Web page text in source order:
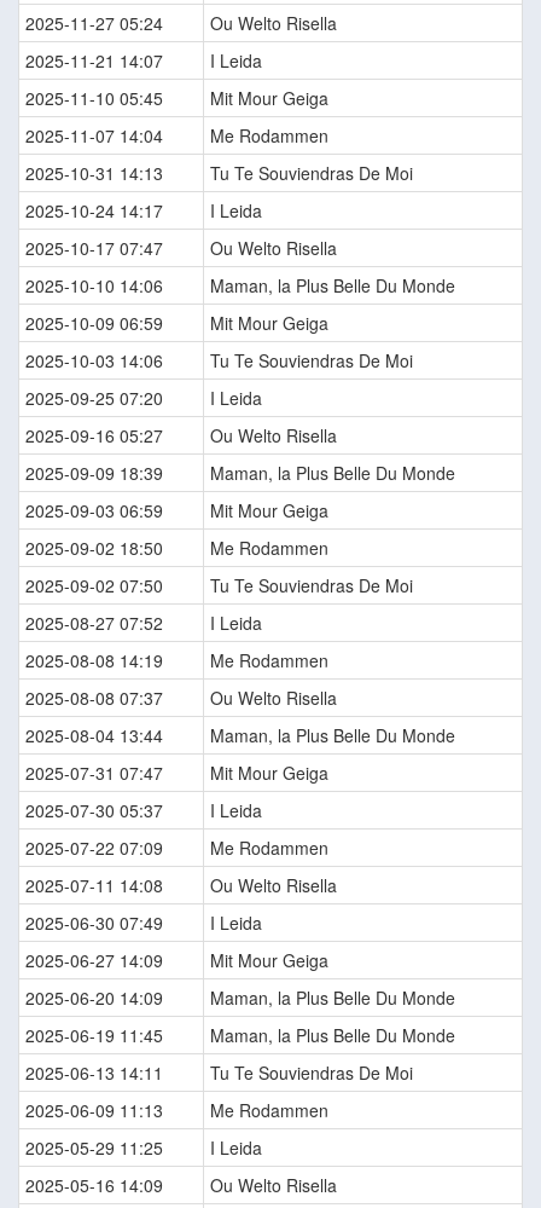
2025-11-27 05:24
Ou Welto Risella
2025-11-21 14:07
I Leida
2025-11-10 05:45
Mit Mour Geiga
2025-11-07 14:04
Me Rodammen
2025-10-31 14:13
Tu Te Souviendras De Moi
2025-10-24 14:17
I Leida
2025-10-17 07:47
Ou Welto Risella
2025-10-10 14:06
Maman, la Plus Belle Du Monde
2025-10-09 06:59
Mit Mour Geiga
2025-10-03 14:06
Tu Te Souviendras De Moi
2025-09-25 07:20
I Leida
2025-09-16 05:27
Ou Welto Risella
2025-09-09 18:39
Maman, la Plus Belle Du Monde
2025-09-03 06:59
Mit Mour Geiga
2025-09-02 18:50
Me Rodammen
2025-09-02 07:50
Tu Te Souviendras De Moi
2025-08-27 07:52
I Leida
2025-08-08 14:19
Me Rodammen
2025-08-08 07:37
Ou Welto Risella
2025-08-04 13:44
Maman, la Plus Belle Du Monde
2025-07-31 07:47
Mit Mour Geiga
2025-07-30 05:37
I Leida
2025-07-22 07:09
Me Rodammen
2025-07-11 14:08
Ou Welto Risella
2025-06-30 07:49
I Leida
2025-06-27 14:09
Mit Mour Geiga
2025-06-20 14:09
Maman, la Plus Belle Du Monde
2025-06-19 11:45
Maman, la Plus Belle Du Monde
2025-06-13 14:11
Tu Te Souviendras De Moi
2025-06-09 11:13
Me Rodammen
2025-05-29 11:25
I Leida
2025-05-16 14:09
Ou Welto Risella